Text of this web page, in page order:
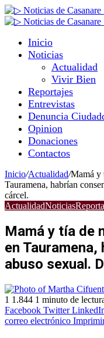
Inicio
Noticias
Actualidad
Vivir Bien
Reportajes
Entrevistas
Denuncia
Opinion
Donaciones
Contactos
Inicio/Actualidad/Mamá y
Tauramena, habrían
cárcel.
ActualidadNoticias
Mamá y tía de
en
abuso sexual.
1 1.844 1 minuto de
Facebook Twitter
correo electrónico